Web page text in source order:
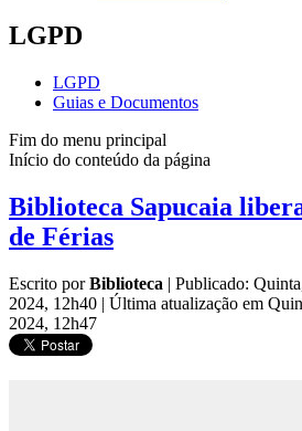
LGPD
LGPD
Guias e Documentos
Fim do menu principal
Início do conteúdo da página
Biblioteca Sapucaia
de Férias
Escrito porBiblioteca | Publicado:
2024, 12h40 | Última atualização em
2024, 12h47